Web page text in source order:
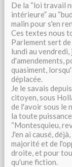
De la “loi travail
intérieure” au
malin pour s'en
Ces textes nous
Parlement sert
lundi au
d'amendements,
quasiment,
déplacée.
Je le savais
citoyen, sous
de l'avoir sous le
la toute
“Montesquieu,
J'en ai causé,
majorité et de
droite, et pour
qu'une fiction.